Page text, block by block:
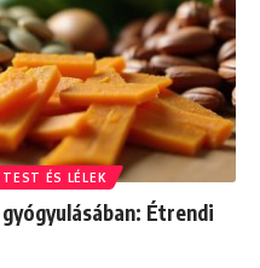
TEST ÉS LÉLEK
Étrendi